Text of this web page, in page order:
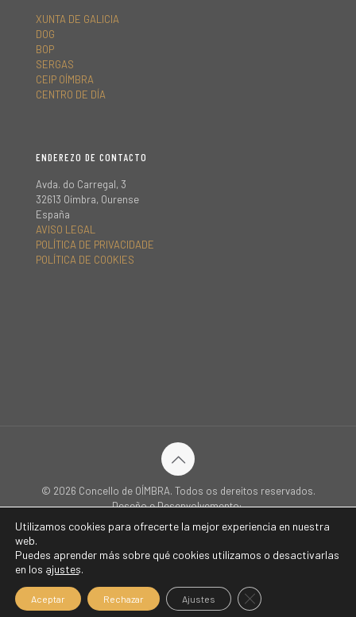
XUNTA DE GALICIA
DOG
BOP
SERGAS
CEIP OÍMBRA
CENTRO DE DÍA
ENDEREZO DE CONTACTO
Avda. do Carregal, 3
32613 Oímbra, Ourense
España
AVISO LEGAL
POLÍTICA DE PRIVACIDADE
POLÍTICA DE COOKIES
© 2026 Concello de OÍMBRA. Todos os dereitos reservados.
Deseño e Desenvolvemento:
Inicio Concello Sede Electrónica Oímbra
Servizos
Turismo e Patrimonio
Utilizamos cookies para ofrecerte la mejor experiencia en nuestra
web.
Puedes aprender más sobre qué cookies utilizamos o desactivarlas
en los ajustes.
Aceptar Rechazar Ajustes Cerrar el banner de